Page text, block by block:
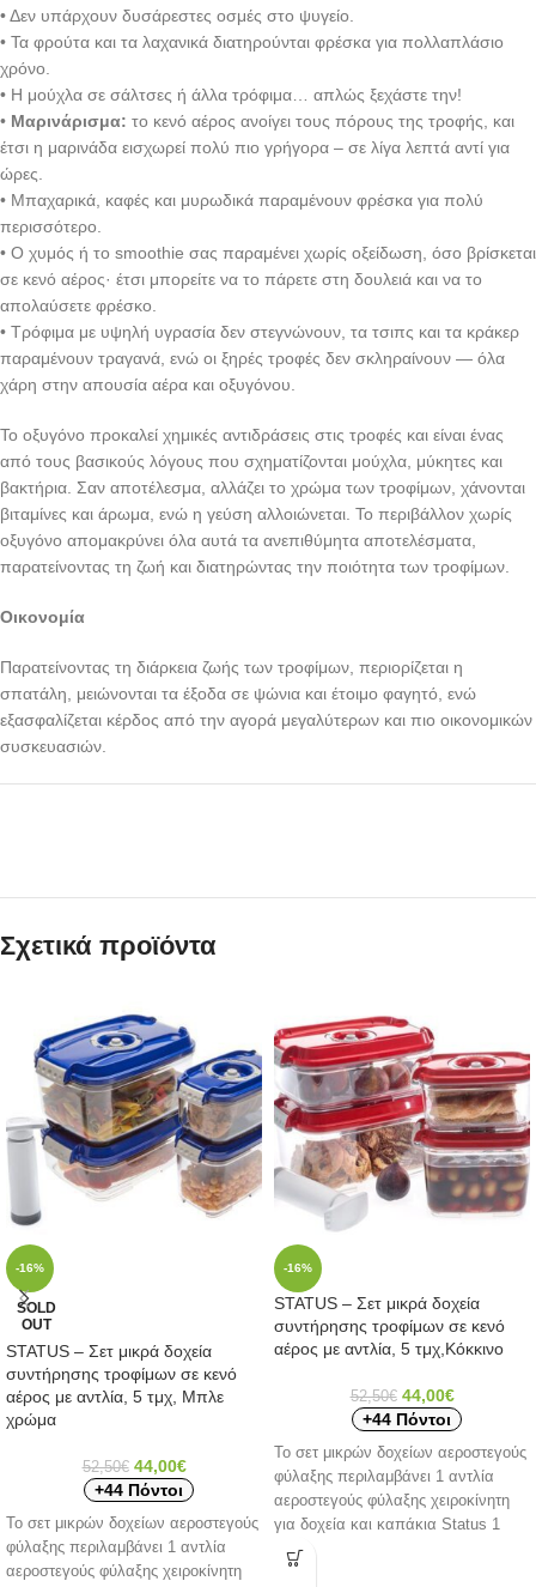
• Δεν υπάρχουν δυσάρεστες οσμές στο ψυγείο.
• Τα φρούτα και τα λαχανικά διατηρούνται φρέσκα για πολλαπλάσιο
χρόνο.
• Η μούχλα σε σάλτσες ή άλλα τρόφιμα… απλώς ξεχάστε την!
• Μαρινάρισμα: το κενό αέρος ανοίγει τους πόρους της τροφής, και
έτσι η μαρινάδα εισχωρεί πολύ πιο γρήγορα – σε λίγα λεπτά αντί για
ώρες.
• Μπαχαρικά, καφές και μυρωδικά παραμένουν φρέσκα για πολύ
περισσότερο.
• Ο χυμός ή το smoothie σας παραμένει χωρίς οξείδωση, όσο βρίσκεται
σε κενό αέρος· έτσι μπορείτε να το πάρετε στη δουλειά και να το
απολαύσετε φρέσκο.
• Τρόφιμα με υψηλή υγρασία δεν στεγνώνουν, τα τσιπς και τα κράκερ
παραμένουν τραγανά, ενώ οι ξηρές τροφές δεν σκληραίνουν — όλα
χάρη στην απουσία αέρα και οξυγόνου.
Το οξυγόνο προκαλεί χημικές αντιδράσεις στις τροφές και είναι ένας
από τους βασικούς λόγους που σχηματίζονται μούχλα, μύκητες και
βακτήρια. Σαν αποτέλεσμα, αλλάζει το χρώμα των τροφίμων, χάνονται
βιταμίνες και άρωμα, ενώ η γεύση αλλοιώνεται. Το περιβάλλον χωρίς
οξυγόνο απομακρύνει όλα αυτά τα ανεπιθύμητα αποτελέσματα,
παρατείνοντας τη ζωή και διατηρώντας την ποιότητα των τροφίμων.
Οικονομία
Παρατείνοντας τη διάρκεια ζωής των τροφίμων, περιορίζεται η
σπατάλη, μειώνονται τα έξοδα σε ψώνια και έτοιμο φαγητό, ενώ
εξασφαλίζεται κέρδος από την αγορά μεγαλύτερων και πιο οικονομικών
συσκευασιών.
Σχετικά προϊόντα
-16%
SOLD
OUT
STATUS – Σετ μικρά δοχεία
συντήρησης τροφίμων σε κενό
αέρος με αντλία, 5 τμχ, Μπλε
χρώμα
52,50€ 44,00€
+44 Πόντοι
Το σετ μικρών δοχείων αεροστεγούς
φύλαξης περιλαμβάνει 1 αντλία
αεροστεγούς φύλαξης χειροκίνητη
-16%
STATUS – Σετ μικρά δοχεία
συντήρησης τροφίμων σε κενό
αέρος με αντλία, 5 τμχ,Κόκκινο
52,50€ 44,00€
+44 Πόντοι
Το σετ μικρών δοχείων αεροστεγούς
φύλαξης περιλαμβάνει 1 αντλία
αεροστεγούς φύλαξης χειροκίνητη
για δοχεία και καπάκια Status 1
δοχείο αεροστεγούς